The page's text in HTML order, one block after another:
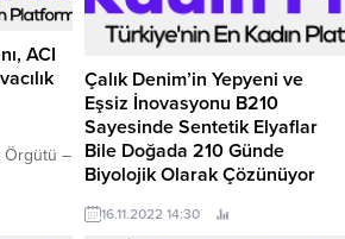
ACI
Örgütü –
Çalık Denim’in Yepyeni ve
Eşsiz İnovasyonu B210
Sayesinde Sentetik Elyaflar
Bile Doğada 210 Günde
Biyolojik Olarak Çözünüyor
Moda ve denim dünyasında
yaşanan değişimin öncü markası
16.11.2022 14:30